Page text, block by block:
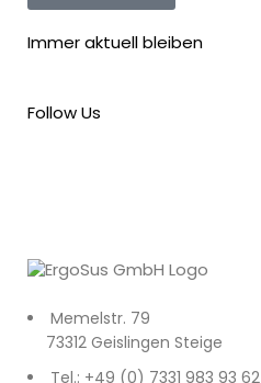
Immer aktuell bleiben
Follow Us
Memelstr. 79
73312 Geislingen Steige